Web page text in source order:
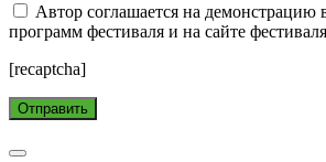
Автор соглашается на демонстрацию
программ фестиваля и на сайте фестиваля
[recaptcha]